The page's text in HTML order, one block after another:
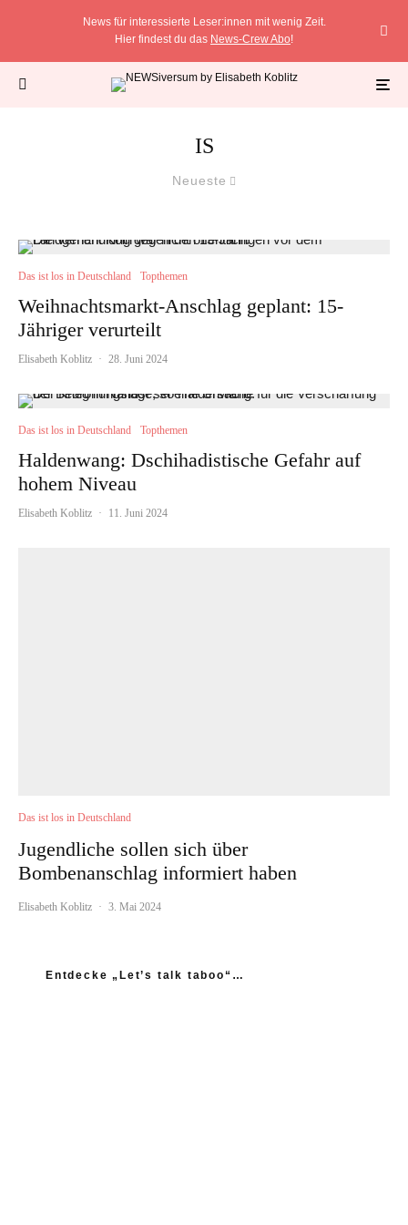
News für interessierte Leser:innen mit wenig Zeit.
Hier findest du das News-Crew Abo!
IS
Neueste
Das ist los in Deutschland Topthemen
Weihnachtsmarkt-Anschlag geplant: 15-
Jähriger verurteilt
Elisabeth Koblitz · 28. Juni 2024
Das ist los in Deutschland Topthemen
Haldenwang: Dschihadistische Gefahr auf
hohem Niveau
Elisabeth Koblitz · 11. Juni 2024
Das ist los in Deutschland
Jugendliche sollen sich über
Bombenanschlag informiert haben
Elisabeth Koblitz · 3. Mai 2024
Entdecke „Let’s talk taboo“…